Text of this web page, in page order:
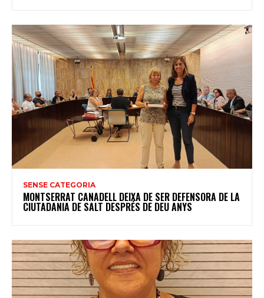
SENSE CATEGORIA
MONTSERRAT CANADELL DEIXA DE SER DEFENSORA DE LA
CIUTADANIA DE SALT DESPRÉS DE DEU ANYS